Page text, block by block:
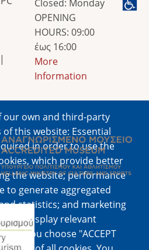
our own and third-party
this website: Essential
in order to use the
which provide better
the website; performance
to generate aggregated
statistics; and marketing
to display relevant
If you choose "ACCEPT
Closed: Monday
OPENING
HOURS: 09:00
έως 16:00
More
Information